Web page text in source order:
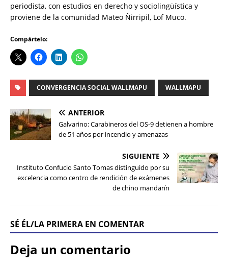
periodista, con estudios en derecho y sociolingüística y
proviene de la comunidad Mateo Ñirripil, Lof Muco.
Compártelo:
CONVERGENCIA SOCIAL WALLMAPU WALLMAPU
ANTERIOR
Galvarino: Carabineros del OS-9 detienen a hombre
de 51 años por incendio y amenazas
SIGUIENTE
Instituto Confucio Santo Tomas distinguido por su
excelencia como centro de rendición de exámenes
de chino mandarín
SÉ ÉL/LA PRIMERA EN COMENTAR
Deja un comentario